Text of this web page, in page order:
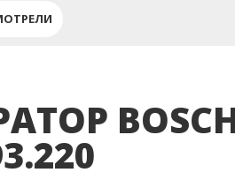
BOSCH